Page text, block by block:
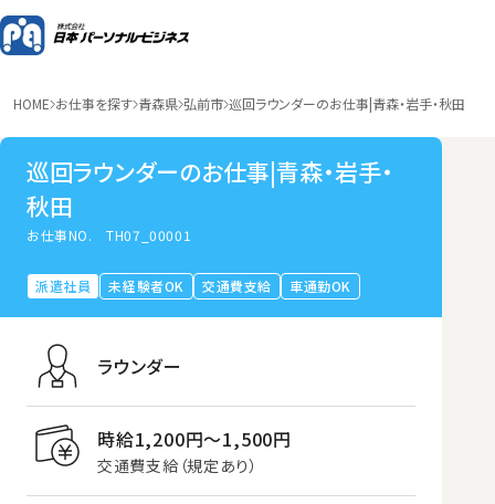
HOME お仕事を探す 青森県 弘前市 巡回ラウンダーのお仕事|青森・岩手・秋田
巡回ラウンダーのお仕事|青森・岩手・
秋田
お仕事NO.TH07_00001
派遣社員 未経験者OK 交通費支給 車通勤OK
ラウンダー
時給1,200円〜1,500円
交通費支給（規定あり）